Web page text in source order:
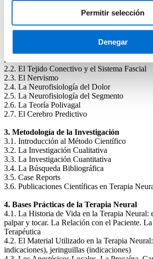
Permitir selección
Denegar
Célula. Los Biofotones y el Tejido Conectivo y
1.8. La Interacción entre el SNA, el Sistema
y la Inflamación
2. Bases Neurofisiológicas
2.1. La Matriz Extracelular
2.2. El Tejido Conectivo y el Sistema Fascial
2.3. El Nervismo
2.4. La Neurofisiología del Dolor
2.5. La Neurofisiología del Segmento
2.6. La Teoría Polivagal
2.7. El Cerebro Predictivo
3. Metodología de la Investigación
3.1. Introducción al Método Científico
3.2. La Investigación Cualitativa
3.3. La Investigación Cuantitativa
3.4. La Búsqueda Bibliográfica
3.5. Case Reports
3.6. Publicaciones Científicas en Terapia
4. Bases Prácticas de la Terapia Neural
4.1. La Historia de Vida en la Terapia Neural:
palpar y tocar. La Relación con el Paciente.
Terapéutica
4.2. El Material Utilizado en la Terapia
indicaciones), jeringuillas (indicaciones)